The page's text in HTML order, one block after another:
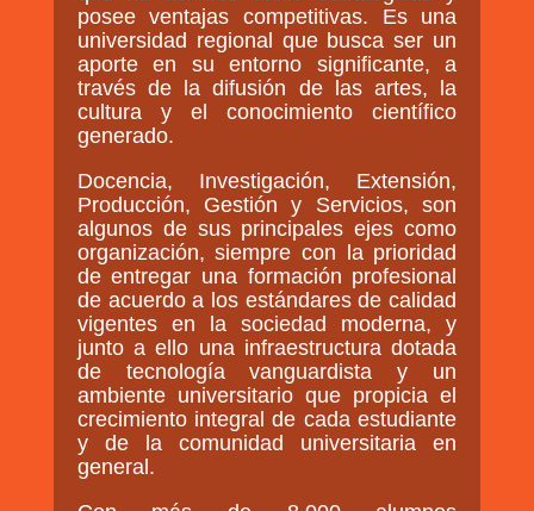
GOBIERNO CORPORATIVO
NUESTRO EQUIPO
posee ventajas competitivas. Es una
universidad regional que busca ser un
aporte en su entorno significante, a
través de la difusión de las artes, la
cultura y el conocimiento científico
generado.
Docencia, Investigación, Extensión,
Producción, Gestión y Servicios, son
algunos de sus principales ejes como
organización, siempre con la prioridad
de entregar una formación profesional
de acuerdo a los estándares de calidad
vigentes en la sociedad moderna, y
junto a ello una infraestructura dotada
de tecnología vanguardista y un
ambiente universitario que propicia el
crecimiento integral de cada estudiante
y de la comunidad universitaria en
general.